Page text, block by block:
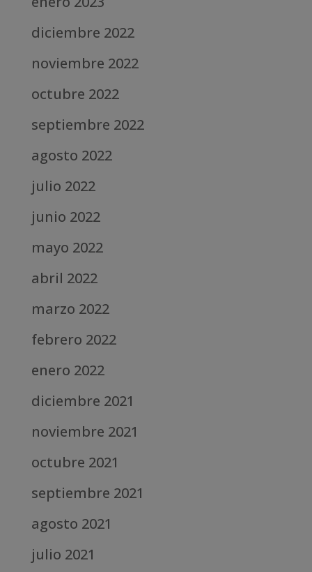
diciembre 2022
noviembre 2022
octubre 2022
septiembre 2022
agosto 2022
julio 2022
junio 2022
mayo 2022
abril 2022
marzo 2022
febrero 2022
enero 2022
diciembre 2021
noviembre 2021
octubre 2021
septiembre 2021
agosto 2021
julio 2021